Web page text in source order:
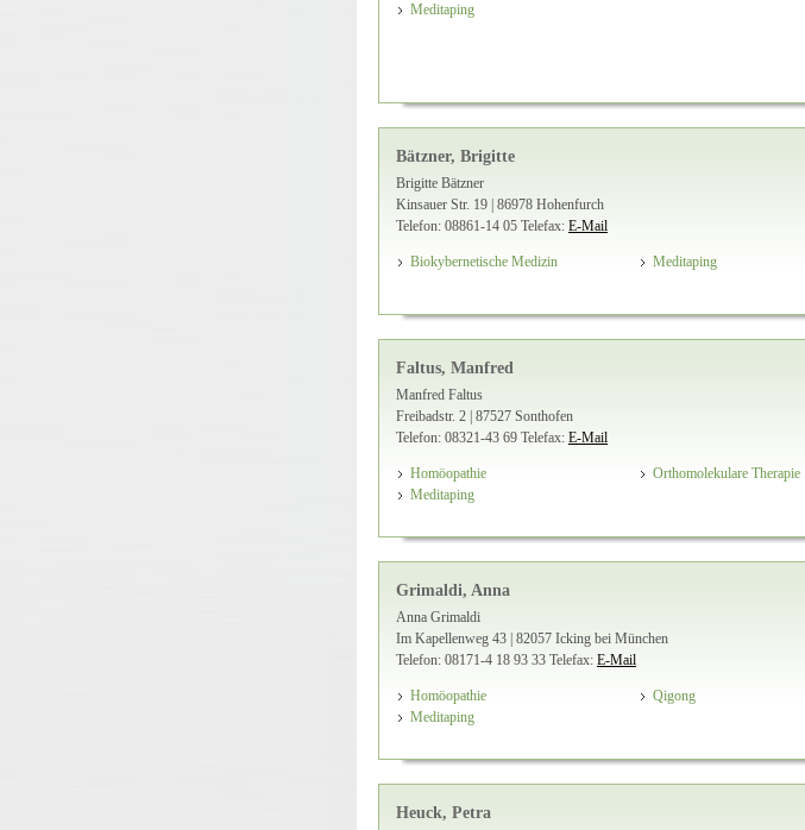
Meditaping
Bätzner, Brigitte
Brigitte Bätzner
Kinsauer Str. 19 | 86978 Hohenfurch
Telefon: 08861-14 05 Telefax: E-Mail
Biokybernetische Medizin Meditaping
Faltus, Manfred
Manfred Faltus
Freibadstr. 2 | 87527 Sonthofen
Telefon: 08321-43 69 Telefax: E-Mail
Homöopathie
Meditaping
Orthomolekulare Therapie
Grimaldi, Anna
Anna Grimaldi
Im Kapellenweg 43 | 82057 Icking bei München
Telefon: 08171-4 18 93 33 Telefax: E-Mail
Homöopathie
Meditaping
Qigong
Heuck, Petra